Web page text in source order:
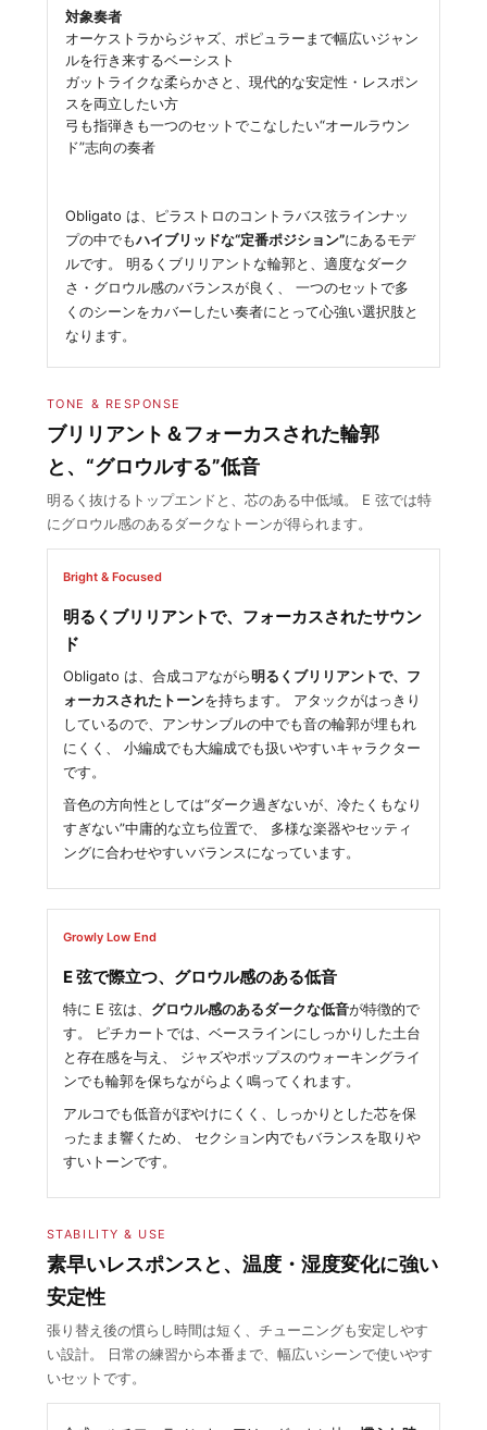
対象奏者
オーケストラからジャズ、ポピュラーまで幅広いジャン
ルを行き来するベーシスト
ガットライクな柔らかさと、現代的な安定性・レスポン
スを両立したい方
弓も指弾きも一つのセットでこなしたい“オールラウン
ド”志向の奏者
Obligato は、ピラストロのコントラバス弦ラインナッ
プの中でもハイブリッドな“定番ポジション”にあるモデ
ルです。 明るくブリリアントな輪郭と、適度なダーク
さ・グロウル感のバランスが良く、 一つのセットで多
くのシーンをカバーしたい奏者にとって心強い選択肢と
なります。
TONE & RESPONSE
ブリリアント＆フォーカスされた輪郭
と、“グロウルする”低音
明るく抜けるトップエンドと、芯のある中低域。 E 弦では特
にグロウル感のあるダークなトーンが得られます。
Bright & Focused
明るくブリリアントで、フォーカスされたサウン
ド
Obligato は、合成コアながら明るくブリリアントで、フ
ォーカスされたトーンを持ちます。 アタックがはっきり
しているので、アンサンブルの中でも音の輪郭が埋もれ
にくく、 小編成でも大編成でも扱いやすいキャラクター
です。
音色の方向性としては“ダーク過ぎないが、冷たくもなり
すぎない”中庸的な立ち位置で、 多様な楽器やセッティ
ングに合わせやすいバランスになっています。
Growly Low End
E 弦で際立つ、グロウル感のある低音
特に E 弦は、 グロウル感のあるダークな低音が特徴的で
す。 ピチカートでは、ベースラインにしっかりした土台
と存在感を与え、 ジャズやポップスのウォーキングライ
ンでも輪郭を保ちながらよく鳴ってくれます。
アルコでも低音がぼやけにくく、しっかりとした芯を保
ったまま響くため、 セクション内でもバランスを取りや
すいトーンです。
STABILITY & USE
素早いレスポンスと、温度・湿度変化に強い
安定性
張り替え後の慣らし時間は短く、チューニングも安定しやす
い設計。 日常の練習から本番まで、幅広いシーンで使いやす
いセットです。